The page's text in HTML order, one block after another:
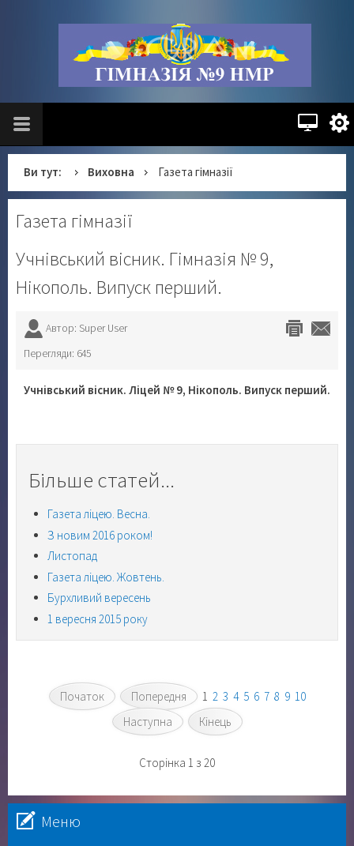
Ви тут: Виховна Газета гімназії
Газета гімназії
Учнівський вісник. Гімназія № 9,
Нікополь. Випуск перший.
Автор: Super User
Перегляди: 645
Учнівський вісник. Ліцей № 9, Нікополь. Випуск перший.
Більше статей...
Газета ліцею. Весна.
З новим 2016 роком!
Листопад
Газета ліцею. Жовтень.
Бурхливий вересень
1 вересня 2015 року
Початок Попередня 1 2 3 4 5 6 7 8 9 10
Наступна
Кінець
Сторінка 1 з 20
Меню